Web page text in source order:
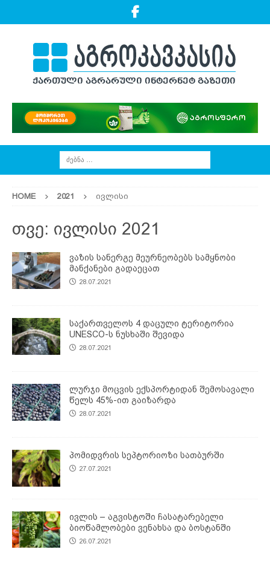
HOME 2021 ივლისი
თვე: ივლისი 2021
ვაზის სანერგე მეურნეობებს სამყნობი
მანქანები გადაეცათ
28.07.2021
საქართველოს 4 დაცული ტერიტორია
UNESCO-ს ნუსხაში შევიდა
28.07.2021
ლურჯი მოცვის ექსპორტიდან შემოსავალი
წელს 45%-ით გაიზარდა
28.07.2021
პომიდვრის სეპტორიოზი სათბურში
27.07.2021
ივლის – აგვისტოში ჩასატარებელი
ბიოწამლობები ვენახსა და ბოსტანში
26.07.2021